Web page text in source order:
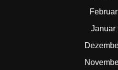
Januar